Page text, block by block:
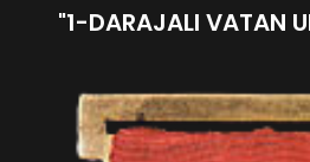
"1-DARAJALI VATAN